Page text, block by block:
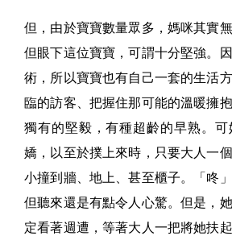
但，由於寶寶數量眾多，媽咪其實
但眼下這位寶寶，可謂十分堅強。
術，所以寶寶也有自己一套的生活
臨的訪客、把握住那可能的溫暖擁
獨有的堅毅，有種超齡的早熟。
嬌，以至於撲上來時，只要大人一
小撞到牆、地上、甚至櫃子。「咚
但聽來還是有點令人心驚。但是，
定看著週遭，等著大人一把將她扶